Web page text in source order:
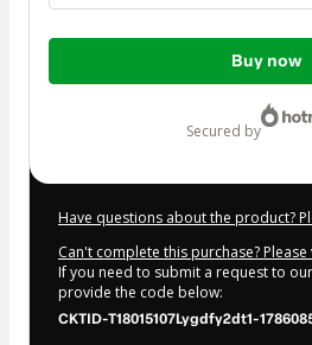
Total
$42.00
Buy now
secured by
Have questions about the product?
Can't complete this purchase?
If you need to submit a request to
provide the code below:
CKTID-T18015107Lygdfy2dt1-